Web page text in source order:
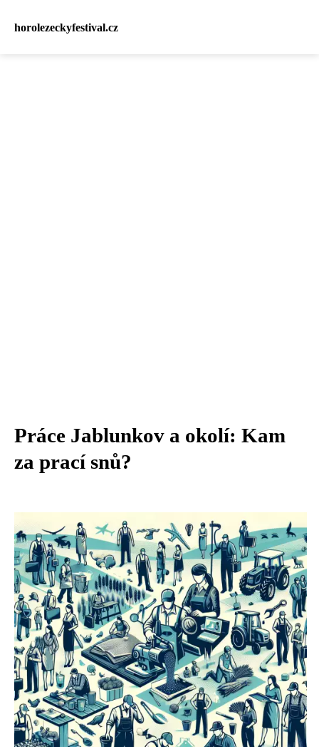
horolezeckyfestival.cz
Práce Jablunkov a okolí: Kam
za prací snů?